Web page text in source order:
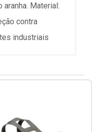
Material:
contra
industriais